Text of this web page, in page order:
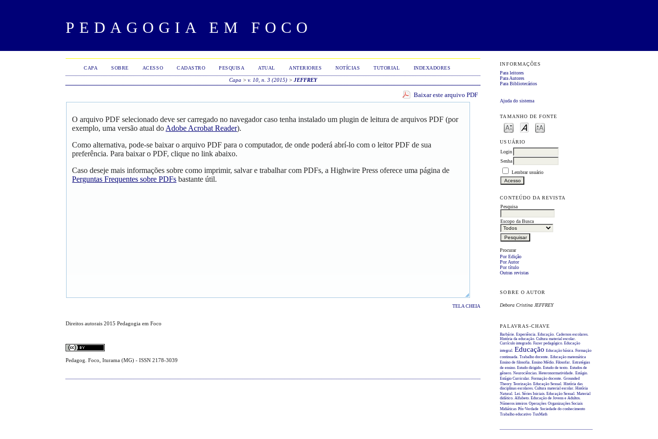
PEDAGOGIA EM FOCO
INFORMAÇÕES
Para leitores
Para Autores
Para Bibliotecários
Ajuda do sistema
TAMANHO DE FONTE
USUÁRIO
Login
Senha
Lembrar usuário
CONTEÚDO DA REVISTA
Pesquisa
Escopo da Busca
Procurar
Por Edição
Por Autor
Por título
Outras revistas
SOBRE O AUTOR
Debora Cristina JEFFREY
PALAVRAS-CHAVE
Barbárie. Experiência. Educação.
Cadernos escolares.
História da educação. Cultura material escolar.
Currículo integrado. Fazer pedagógico. Educação
integral.
Educação Educação básica. Formação
continuada. Trabalho docente.
Educação matemática
Ensino de filosofia. Ensino Médio. Filosofar.
Estratégias
de ensino. Estudo dirigido. Estudo de texto.
Estudos de
gênero. Neurociências. Heteronormatividade.
Estágio.
Estágio Curricular. Formação docente.
Grounded
Theory. Teorização. Educação Sexual.
História das
disciplinas escolares. Cultura material escolar. História
Natural.
Lei. Séries Iniciais. Educação Sexual.
Material
didático. Alfabeto. Educação de Jovens e Adultos.
Números inteiros Operações Organizações Sociais
Midiáticas Pós-Verdade Sociedade do conhecimento
Trabalho educativo TuxMath
CAPA SOBRE ACESSO CADASTRO PESQUISA ATUAL ANTERIORES NOTÍCIAS TUTORIAL INDEXADORES
Capa > v. 10, n. 3 (2015)> JEFFREY
Baixar este arquivo PDF
O arquivo PDF selecionado deve ser carregado no navegador caso tenha instalado um plugin de leitura de arquivos PDF (por
exemplo, uma versão atual do Adobe Acrobat Reader).
Como alternativa, pode-se baixar o arquivo PDF para o computador, de onde poderá abrí-lo com o leitor PDF de sua
preferência. Para baixar o PDF, clique no link abaixo.
Caso deseje mais informações sobre como imprimir, salvar e trabalhar com PDFs, a Highwire Press oferece uma página de
Perguntas Frequentes sobre PDFs bastante útil.
TELA CHEIA
Direitos autorais 2015 Pedagogia em Foco
Pedagog. Foco, Iturama (MG) - ISSN 2178-3039